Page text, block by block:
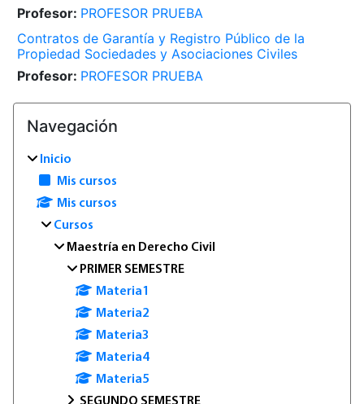
Profesor: PROFESOR PRUEBA
Contratos de Garantía y Registro Público de la
Propiedad Sociedades y Asociaciones Civiles
Profesor: PROFESOR PRUEBA
Bloques
Omitir Navegación
Navegación
Inicio
Mis cursos
Mis cursos
Cursos
Maestría en Derecho Civil
PRIMER SEMESTRE
Materia1
Materia2
Materia3
Materia4
Materia5
SEGUNDO SEMESTRE